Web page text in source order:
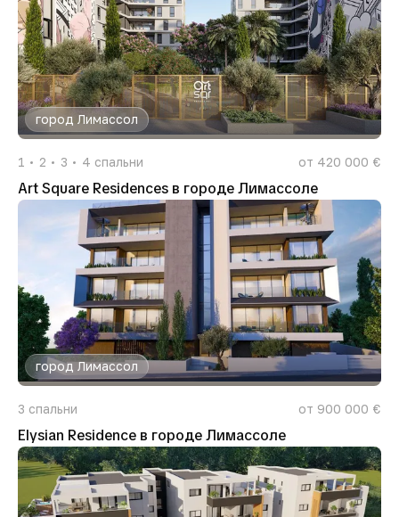
город Лимассол
1 2 3 4 спальни от 420 000 €
Art Square Residences в городе Лимассоле
город Лимассол
3 спальни от 900 000 €
Elysian Residence в городе Лимассоле